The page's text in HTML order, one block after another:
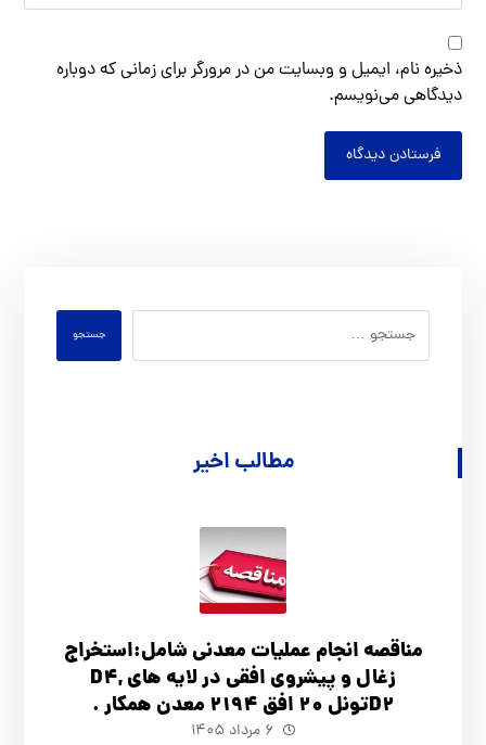
ذخیره نام، ایمیل و وبسایت من در مرورگر برای زمانی که دوباره
دیدگاهی می‌نویسم.
فرستادن دیدگاه
جستجو
مطالب اخیر
مناقصه انجام عملیات معدنی شامل:استخراج
زغال و پیشروی افقی در لایه های D4,
D2تونل 20 افق 2194 معدن همکار .
۶ مرداد ۱۴۰۵